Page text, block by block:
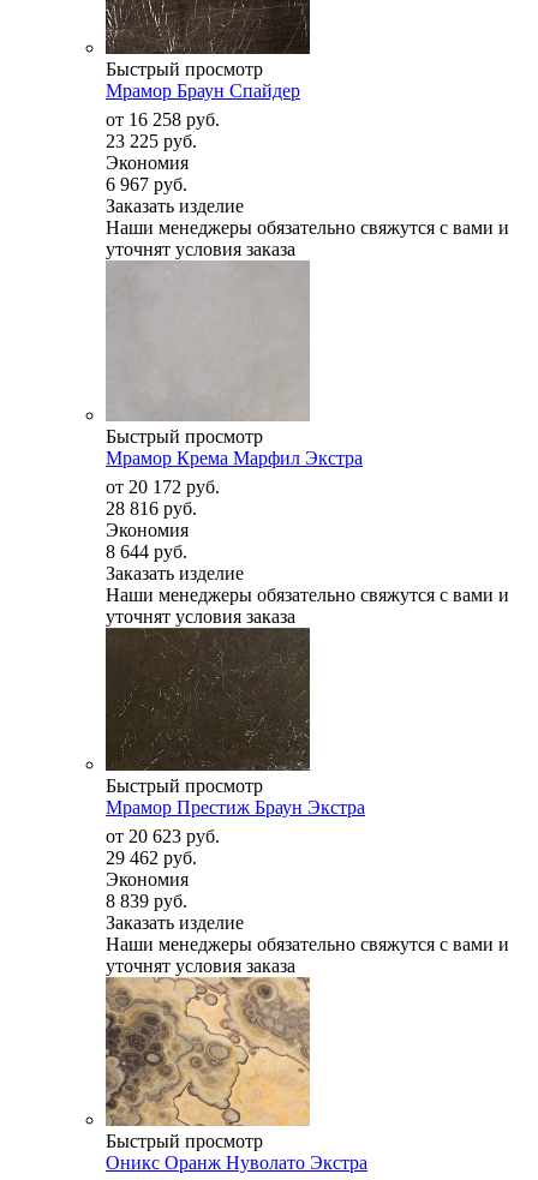
Быстрый просмотр
Мрамор Браун Спайдер
от 16 258 руб.
23 225 руб.
Экономия
6 967 руб.
Заказать изделие
Наши менеджеры обязательно свяжутся с вами и
уточнят условия заказа
Быстрый просмотр
Мрамор Крема Марфил Экстра
от 20 172 руб.
28 816 руб.
Экономия
8 644 руб.
Заказать изделие
Наши менеджеры обязательно свяжутся с вами и
уточнят условия заказа
Быстрый просмотр
Мрамор Престиж Браун Экстра
от 20 623 руб.
29 462 руб.
Экономия
8 839 руб.
Заказать изделие
Наши менеджеры обязательно свяжутся с вами и
уточнят условия заказа
Быстрый просмотр
Оникс Оранж Нуволато Экстра